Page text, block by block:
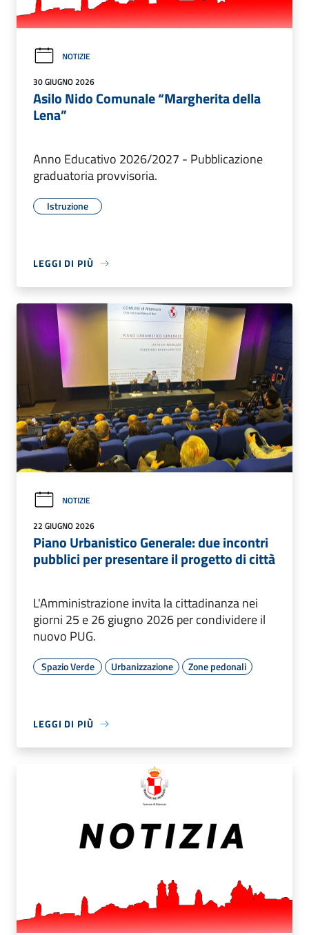
NOTIZIE
30 GIUGNO 2026
Asilo Nido Comunale “Margherita della
Lena”
Anno Educativo 2026/2027 - Pubblicazione
graduatoria provvisoria.
Istruzione
LEGGI DI PIÙ
NOTIZIE
22 GIUGNO 2026
Piano Urbanistico Generale: due incontri
pubblici per presentare il progetto di città
L'Amministrazione invita la cittadinanza nei
giorni 25 e 26 giugno 2026 per condividere il
nuovo PUG.
Spazio Verde Urbanizzazione Zone pedonali
LEGGI DI PIÙ